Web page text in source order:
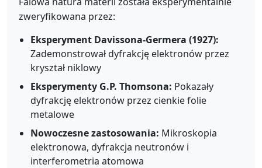
zweryfikowana przez:
Eksperyment Davissona-Germera (1927):
Zademonstrował dyfrakcję elektronów przez
kryształ niklowy
Eksperymenty G.P. Thomsona: Pokazały
dyfrakcję elektronów przez cienkie folie
metalowe
Nowoczesne zastosowania: Mikroskopia
elektronowa, dyfrakcja neutronów i
interferometria atomowa